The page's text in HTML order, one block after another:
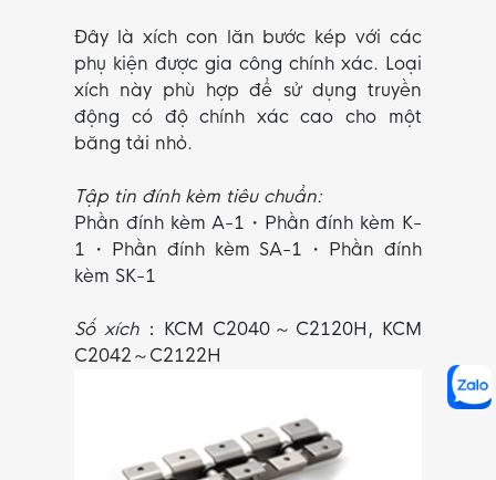
Đây là xích con lăn bước kép với các
phụ kiện được gia công chính xác. Loại
xích này phù hợp để sử dụng truyền
động có độ chính xác cao cho một
băng tải nhỏ.
Tập tin đính kèm tiêu chuẩn:
Phần đính kèm A-1・Phần đính kèm K-
1・Phần đính kèm SA-1・Phần đính
kèm SK-1
Số xích：KCM C2040～C2120H, KCM
C2042～C2122H